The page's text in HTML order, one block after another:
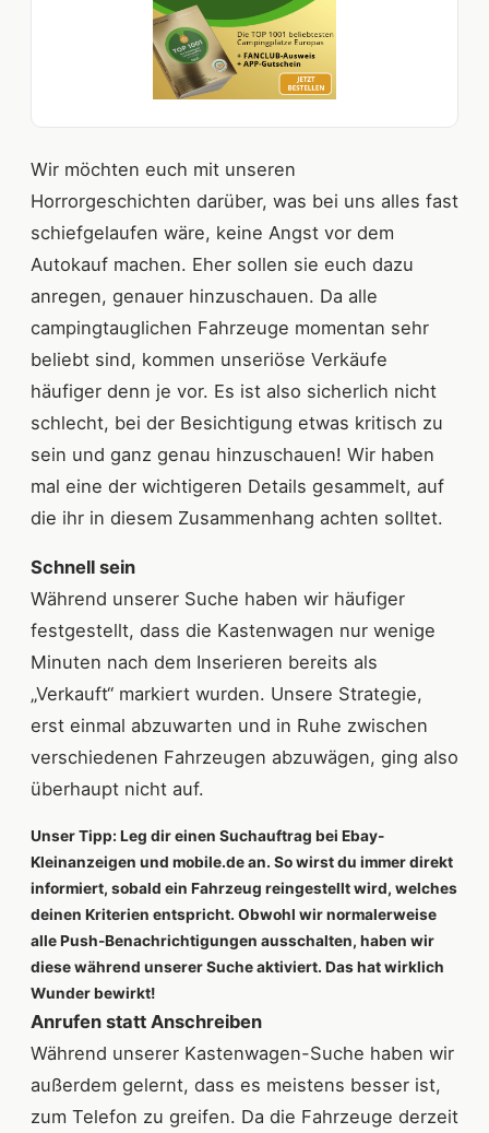
Wir möchten euch mit unseren
Horrorgeschichten darüber, was bei uns alles fast
schiefgelaufen wäre, keine Angst vor dem
Autokauf machen. Eher sollen sie euch dazu
anregen, genauer hinzuschauen. Da alle
campingtauglichen Fahrzeuge momentan sehr
beliebt sind, kommen unseriöse Verkäufe
häufiger denn je vor. Es ist also sicherlich nicht
schlecht, bei der Besichtigung etwas kritisch zu
sein und ganz genau hinzuschauen! Wir haben
mal eine der wichtigeren Details gesammelt, auf
die ihr in diesem Zusammenhang achten solltet.
Schnell sein
Während unserer Suche haben wir häufiger
festgestellt, dass die Kastenwagen nur wenige
Minuten nach dem Inserieren bereits als
„Verkauft“ markiert wurden. Unsere Strategie,
erst einmal abzuwarten und in Ruhe zwischen
verschiedenen Fahrzeugen abzuwägen, ging also
überhaupt nicht auf.
Unser Tipp: Leg dir einen Suchauftrag bei Ebay-
Kleinanzeigen und mobile.de an. So wirst du immer direkt
informiert, sobald ein Fahrzeug reingestellt wird, welches
deinen Kriterien entspricht. Obwohl wir normalerweise
alle Push-Benachrichtigungen ausschalten, haben wir
diese während unserer Suche aktiviert. Das hat wirklich
Wunder bewirkt!
Anrufen statt Anschreiben
Während unserer Kastenwagen-Suche haben wir
außerdem gelernt, dass es meistens besser ist,
zum Telefon zu greifen. Da die Fahrzeuge derzeit